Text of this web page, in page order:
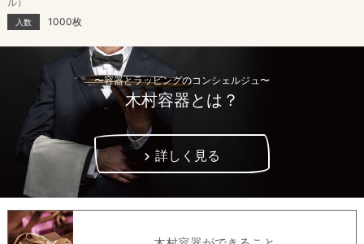
入数 1000枚
〜容器とラッピングのコンシェルジュ〜
木村容器とは？
詳しく見る